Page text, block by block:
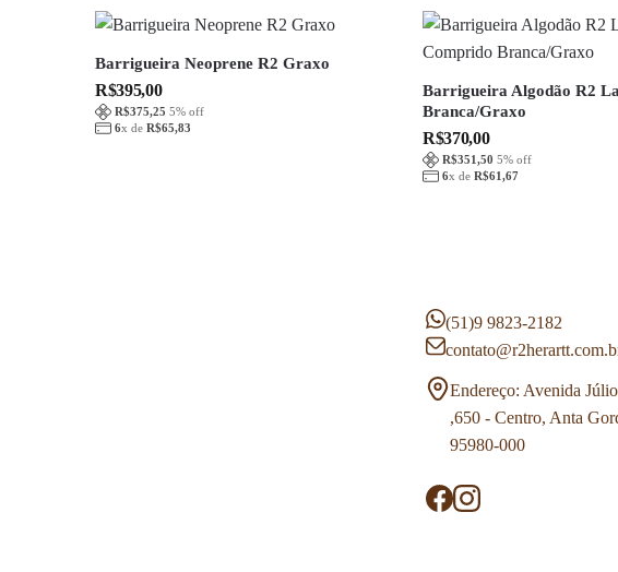
Barrigueira Neoprene R2 Graxo
R$395,00
R$375,25 5% off
6x deR$65,83
Barrigueira Algodão R2
Branca/Graxo
R$370,00
R$351,50 5% off
6x de R$61,67
(51)9 9823-2182
Endereço: Avenida
,650 - Centro, Anta
95980-000